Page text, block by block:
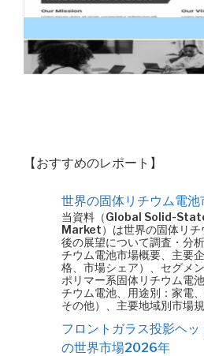
【おすすめのレポート】
世界の固体リチウム電
当資料（Global Solid-
Market）は世界の固体リチ
後の展望について調査・分
チウム電池市場概要、主要
格、市場シェア）、セグメ
ポリマー系固体リチウム電
チウム電池、用途別：家電
その他）、主要地域別市場
フロントガラス投影ヘ
の世界市場2026年